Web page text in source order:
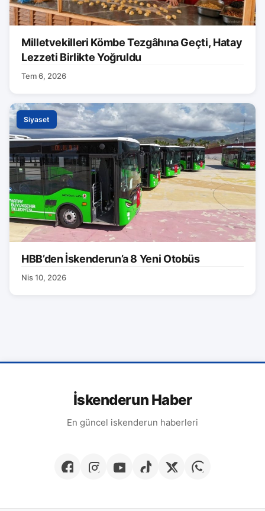
Milletvekilleri Kömbe Tezgâhına Geçti, Hatay
Lezzeti Birlikte Yoğruldu
Tem 6, 2026
Siyaset
HBB’den İskenderun’a 8 Yeni Otobüs
Nis 10, 2026
İskenderun Haber
En güncel iskenderun haberleri